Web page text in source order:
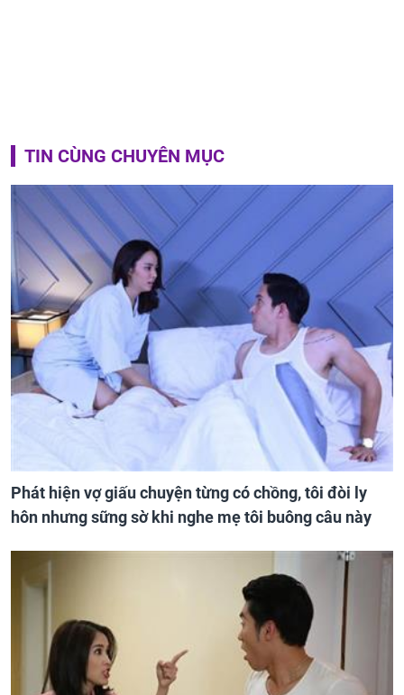
TIN CÙNG CHUYÊN MỤC
Phát hiện vợ giấu chuyện từng có chồng, tôi đòi ly
hôn nhưng sững sờ khi nghe mẹ tôi buông câu này